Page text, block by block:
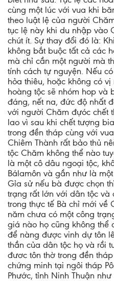
cùng một lúc với vua khi
theo luật lệ của người
tục lệ này khi du nhập vào
chút ít. Sự thay đổi đó là:
không bắt buộc tất cả các
mà chỉ cần một người mà
tính cách tự nguyện. Nếu
hỏa thiêu, hoặc không có
hoàng tộc sẽ nhóm hop và
đáng, nết na, đức độ nhất
với người Chăm đựóc chết
lao vì sau khi chết tượng
trong đền tháp cùng với
Chiêm Thành rất bảo thủ
tộc Chăm không thể nào
là một cô dâu ngoại tộc,
Bálamôn và gần như là
Gỉa sử nếu bà được chọn
trạng rất lớn với dân tộc và
trong thực tế Bà chỉ mới về
năm chưa có một công
giá nào họ cũng không thể
để nàng được vinh dự tôn
thần của dân tộc họ và rồi
đươc tôn thờ trong đền
chứng minh tại ngôi tháp
Phước, tỉnh Ninh Thuận như